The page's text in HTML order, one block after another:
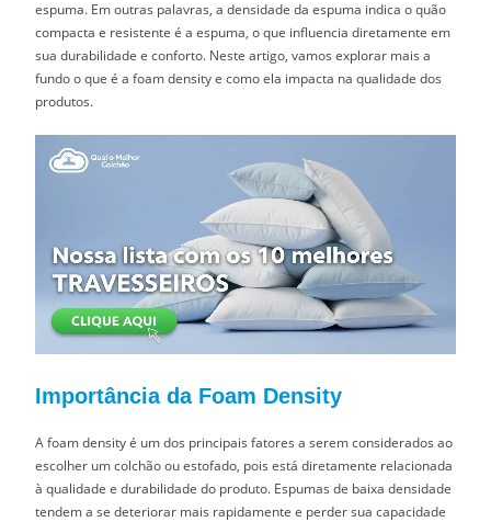
espuma. Em outras palavras, a densidade da espuma indica o quão
compacta e resistente é a espuma, o que influencia diretamente em
sua durabilidade e conforto. Neste artigo, vamos explorar mais a
fundo o que é a foam density e como ela impacta na qualidade dos
produtos.
Importância da Foam Density
A foam density é um dos principais fatores a serem considerados ao
escolher um colchão ou estofado, pois está diretamente relacionada
à qualidade e durabilidade do produto. Espumas de baixa densidade
tendem a se deteriorar mais rapidamente e perder sua capacidade